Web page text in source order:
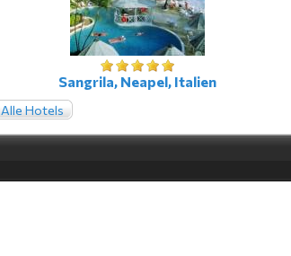
Sangrila, Neapel, Italien
Alle Hotels